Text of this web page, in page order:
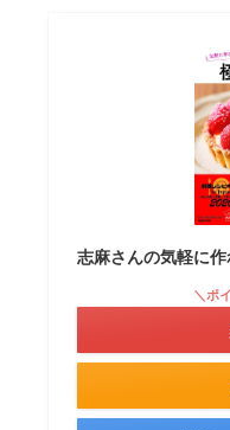
志麻さんの気軽に
＼ポ